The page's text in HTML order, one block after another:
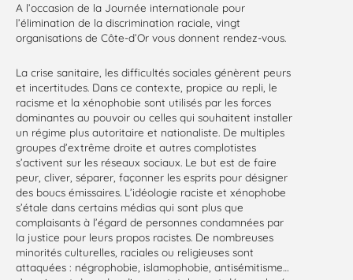
A l’occasion de la Journée internationale pour
l’élimination de la discrimination raciale, vingt
organisations de Côte-d’Or vous donnent rendez-vous.
La crise sanitaire, les difficultés sociales génèrent peurs
et incertitudes. Dans ce contexte, propice au repli, le
racisme et la xénophobie sont utilisés par les forces
dominantes au pouvoir ou celles qui souhaitent installer
un régime plus autoritaire et nationaliste. De multiples
groupes d’extrême droite et autres complotistes
s’activent sur les réseaux sociaux. Le but est de faire
peur, cliver, séparer, façonner les esprits pour désigner
des boucs émissaires. L’idéologie raciste et xénophobe
s’étale dans certains médias qui sont plus que
complaisants à l’égard de personnes condamnées par
la justice pour leurs propos racistes. De nombreuses
minorités culturelles, raciales ou religieuses sont
attaquées : négrophobie, islamophobie, antisémitisme…